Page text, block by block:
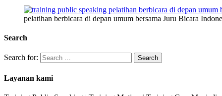
pelatihan berbicara di depan umum bersama Juru Bicara
Search
Search for:
Layanan kami